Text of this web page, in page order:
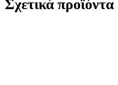
Σχετικά προϊόντα